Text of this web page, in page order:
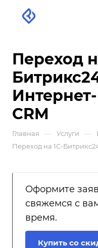
Переход
CRM
Главная — Услуги —
Переход на 1С-
Оформите
свяжемся с
время.
Купить со